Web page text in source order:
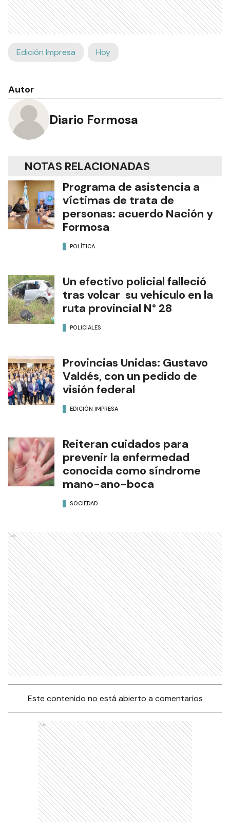
Edición Impresa Hoy
Autor
Diario Formosa
NOTAS RELACIONADAS
Programa de asistencia a
víctimas de trata de
personas: acuerdo Nación y
Formosa
POLÍTICA
Un efectivo policial falleció
tras volcar su vehículo en la
ruta provincial N° 28
POLICIALES
Provincias Unidas: Gustavo
Valdés, con un pedido de
visión federal
EDICIÓN IMPRESA
Reiteran cuidados para
prevenir la enfermedad
conocida como síndrome
mano-ano-boca
SOCIEDAD
Ads
Este contenido no está abierto a comentarios
Ads